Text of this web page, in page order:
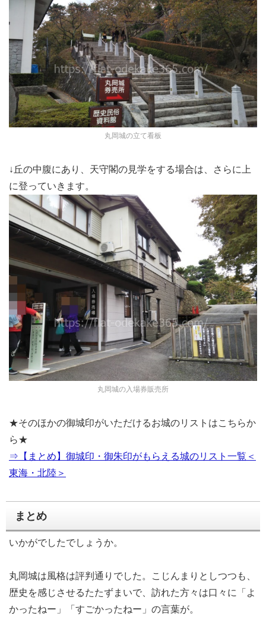
丸岡城の立て看板
↓丘の中腹にあり、天守閣の見学をする場合は、さらに上
に登っていきます。
丸岡城の入場券販売所
★そのほかの御城印がいただけるお城のリストはこちらか
ら★
⇒【まとめ】御城印・御朱印がもらえる城のリスト一覧＜
東海・北陸＞
まとめ
いかがでしたでしょうか。
丸岡城は風格は評判通りでした。こじんまりとしつつも、
歴史を感じさせるたたずまいで、訪れた方々は口々に「よ
かったねー」「すごかったねー」の言葉が。